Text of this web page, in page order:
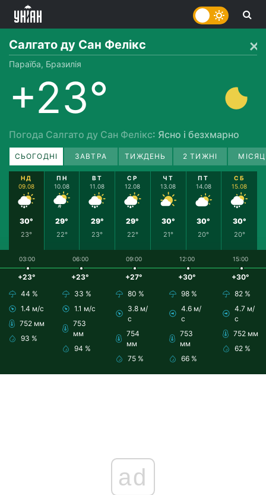
Салгато ду Сан Фелікс
Параїба, Бразилія
+23°
Погода Салгато ду Сан Фелікс: Ясно і безхмарно
СЬОГОДНІ ЗАВТРА ТИЖДЕНЬ 2 ТИЖНІ
НД
09.08
30°
23°
ПН
10.08
29°
22°
ВТ
11.08
29°
23°
СР
12.08
29°
22°
ЧТ
13.08
30°
21°
ПТ
14.08
30°
20°
СБ
15.08
30°
20°
03:00
+23°
44 %
1.4 м/с
752 мм
93 %
06:00
+23°
33 %
1.1 м/с
753
мм
94 %
09:00
+27°
80 %
3.8 м/
с
754
мм
75 %
12:00
+30°
98 %
4.6 м/
с
753
мм
66 %
15:00
+30°
82 %
4.7 м/
с
752 мм
62 %
ad